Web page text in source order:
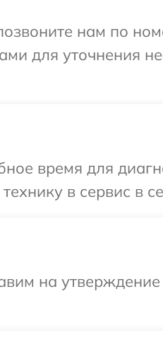
нам по
для уточнения
время для
в сервис в
на